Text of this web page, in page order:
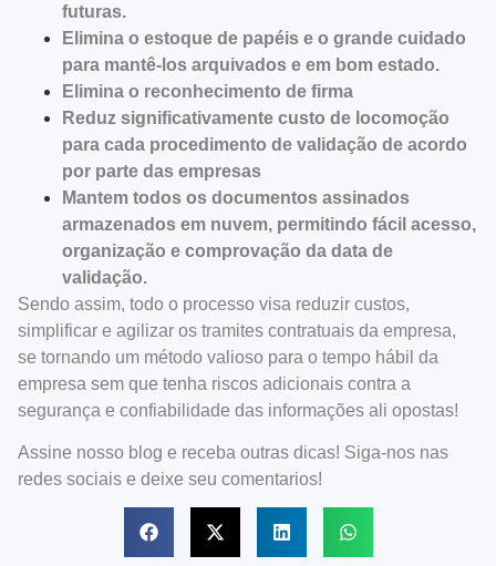
futuras.
Elimina o estoque de papéis e o grande cuidado
para mantê-los arquivados e em bom estado.
Elimina o reconhecimento de firma
Reduz significativamente custo de locomoção
para cada procedimento de validação de acordo
por parte das empresas
Mantem todos os documentos assinados
armazenados em nuvem, permitindo fácil acesso,
organização e comprovação da data de
validação.
Sendo assim, todo o processo visa reduzir custos,
simplificar e agilizar os tramites contratuais da empresa,
se tornando um método valioso para o tempo hábil da
empresa sem que tenha riscos adicionais contra a
segurança e confiabilidade das informações ali opostas!
Assine nosso blog e receba outras dicas! Siga-nos nas
redes sociais e deixe seu comentarios!